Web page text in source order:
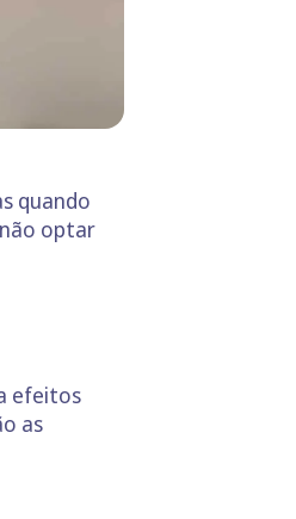
quando
optar
efeitos
as